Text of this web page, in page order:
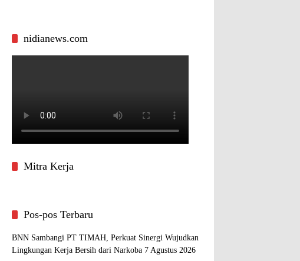
nidianews.com
Mitra Kerja
Pos-pos Terbaru
BNN Sambangi PT TIMAH, Perkuat Sinergi Wujudkan
Lingkungan Kerja Bersih dari Narkoba 7 Agustus 2026